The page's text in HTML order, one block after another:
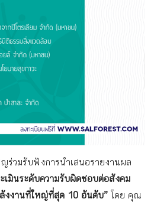
ร่วมรับฟังการนำเสนอรายงานผล
เมินระดับความรับผิดชอบต่อสังคม
งงานที่ใหญ่ที่สุด 10 อันดับ” โดย คุณ